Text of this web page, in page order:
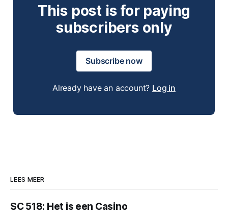
This post is for paying
subscribers only
Subscribe now
Already have an account? Log in
LEES MEER
SC 518: Het is een Casino